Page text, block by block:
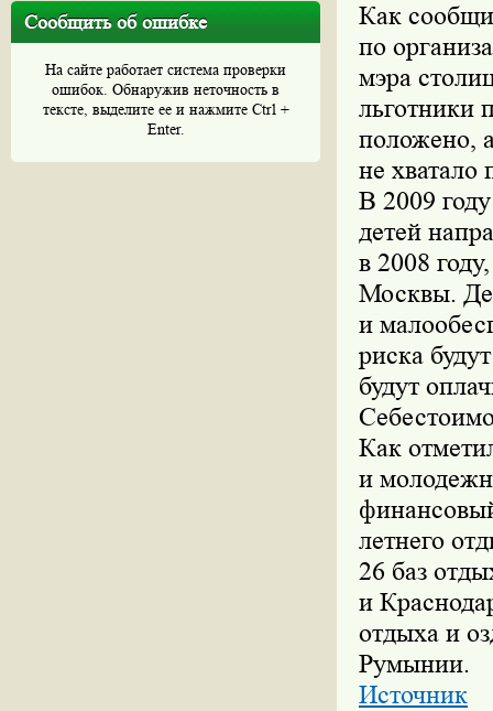
Сообщить об ошибке
На сайте работает система проверки
ошибок. Обнаружив неточность в
тексте, выделите ее и нажмите Ctrl +
Enter.
Как
по
мэра
льготники
положено,
не хватало
В 2009
детей
в 2008
Москвы.
и
риска
будут
Как
и
летнего
26 баз
и
отдыха и
Румынии.
Источник